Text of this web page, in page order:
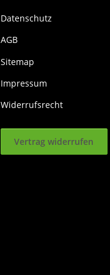
Datenschutz
AGB
Sitemap
Impressum
Widerrufsrecht
Vertrag widerrufen